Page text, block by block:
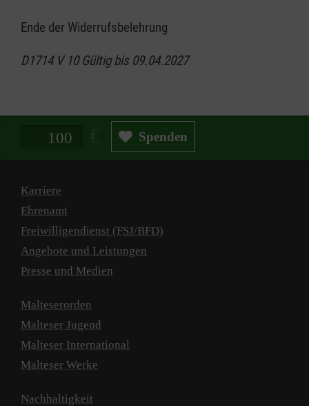
Ende der Widerrufsbelehrung
D1714 V 10 Gültig bis 09.04.2027
Spendenbetrag in Euro Spenden
Karriere
Ehrenamt
Freiwilligendienst (FSJ/BFD)
Angebote und Leistungen
Presse und Medien
Malteserorden
Malteser Jugend
Malteser International
Malteser Werke
Nachhaltigkeit